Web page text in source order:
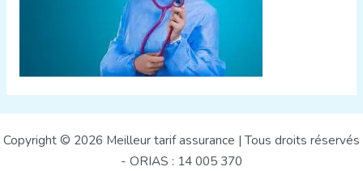
Copyright © 2026 Meilleur tarif assurance | Tous droits réservés
- ORIAS : 14 005 370